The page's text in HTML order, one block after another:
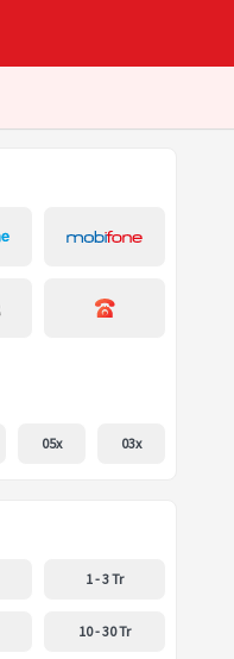
05x 03x
1 - 3 Tr
10 - 30 Tr